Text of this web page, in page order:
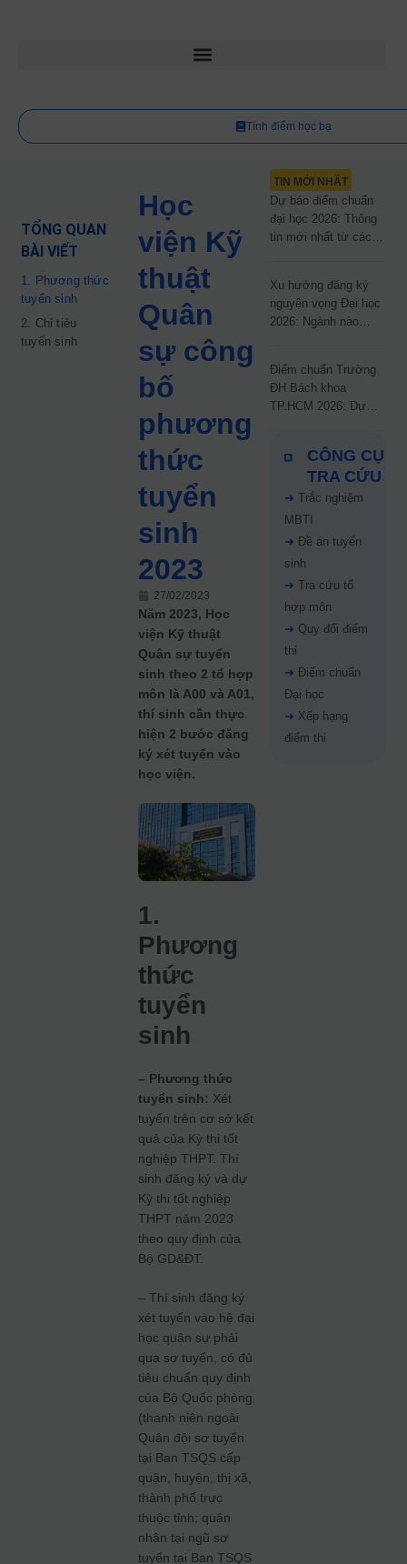
Tính điểm học bạ
TỔNG QUAN
BÀI VIẾT
1. Phương thức
tuyển sinh
2. Chỉ tiêu
tuyển sinh
Học
viện Kỹ
thuật
Quân
sự công
bố
phương
thức
tuyển
sinh
2023
27/02/2023
Năm 2023, Học
viện Kỹ thuật
Quân sự tuyển
sinh theo 2 tổ hợp
môn là A00 và A01,
thí sinh cần thực
hiện 2 bước đăng
ký xét tuyển vào
học viện.
1.
Phương
thức
tuyển
sinh
– Phương thức
tuyển sinh: Xét
tuyển trên cơ sở kết
quả của Kỳ thi tốt
nghiệp THPT. Thí
sinh đăng ký và dự
Kỳ thi tốt nghiệp
THPT năm 2023
theo quy định của
Bộ GD&ĐT.
– Thí sinh đăng ký
xét tuyển vào hệ đại
học quân sự phải
qua sơ tuyển, có đủ
tiêu chuẩn quy định
của Bộ Quốc phòng
(thanh niên ngoài
Quân đội sơ tuyển
tại Ban TSQS cấp
quận, huyện, thị xã,
thành phố trực
thuộc tỉnh; quân
nhân tại ngũ sơ
tuyển tại Ban TSQS
TIN MỚI NHẤT
Dự báo điểm chuẩn
đại học 2026: Thông
tin mới nhất từ các
Xu hướng đăng ký
nguyện vọng Đại học
2026: Ngành nào
Điểm chuẩn Trường
ĐH Bách khoa
TP.HCM 2026: Dự
67%
CÔNG CỤ
TRA CỨU
➜ Trắc nghiệm
MBTI
➜ Đề án tuyển
sinh
➜ Tra cứu tổ
hợp môn
➜ Quy đổi điểm
thi
➜ Điểm chuẩn
Đại học
➜ Xếp hạng
điểm thi